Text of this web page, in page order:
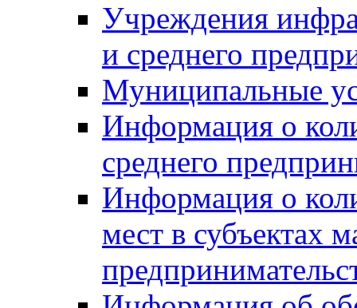
Учреждения
и среднего
Муниципальные
Информация о
среднего
Информация о
мест в субъектах